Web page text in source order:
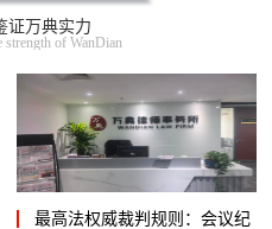
证万典实力
strength of WanDian
最高法权威裁判规则：会议纪